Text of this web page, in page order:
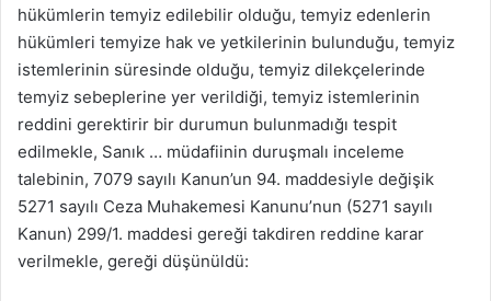
hükümlerin temyiz edilebilir olduğu, temyiz edenlerin
hükümleri temyize hak ve yetkilerinin bulunduğu, temyiz
istemlerinin süresinde olduğu, temyiz dilekçelerinde
temyiz sebeplerine yer verildiği, temyiz istemlerinin
reddini gerektirir bir durumun bulunmadığı tespit
edilmekle, Sanık … müdafiinin duruşmalı inceleme
talebinin, 7079 sayılı Kanun’un 94. maddesiyle değişik
5271 sayılı Ceza Muhakemesi Kanunu’nun (5271 sayılı
Kanun) 299/1. maddesi gereği takdiren reddine karar
verilmekle, gereği düşünüldü: